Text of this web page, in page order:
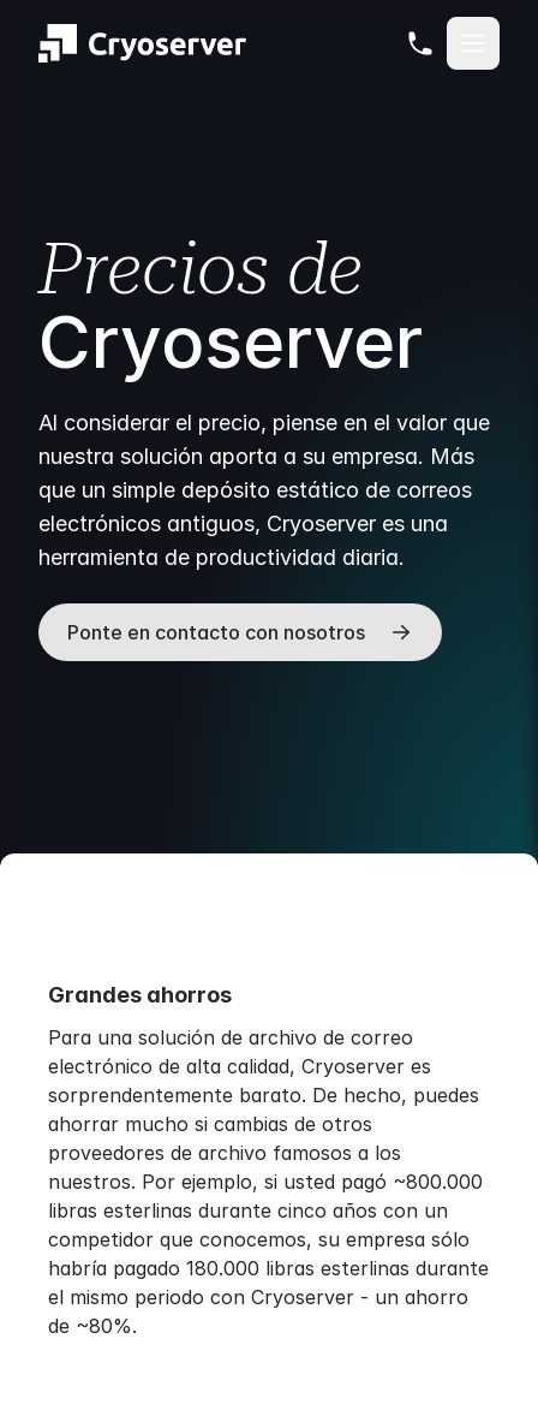
Precios de
Cryoserver
Al considerar el precio, piense en el valor que
nuestra solución aporta a su empresa. Más
que un simple depósito estático de correos
electrónicos antiguos, Cryoserver es una
herramienta de productividad diaria.
Ponte en contacto con nosotros
Grandes ahorros
Para una solución de archivo de correo
electrónico de alta calidad, Cryoserver es
sorprendentemente barato. De hecho, puedes
ahorrar mucho si cambias de otros
proveedores de archivo famosos a los
nuestros. Por ejemplo, si usted pagó ~800.000
libras esterlinas durante cinco años con un
competidor que conocemos, su empresa sólo
habría pagado 180.000 libras esterlinas durante
el mismo periodo con Cryoserver - un ahorro
de ~80%.